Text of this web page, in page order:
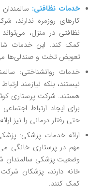
خدمات نظافتی:
کارهای روزمره ندارند،
نظافتی در منزل،
کمک کند. این خدمات
تعویض تخت و صندلی‌ها
خدمات روانشناختی:
نیستند، بلکه نیازمند
هستند. شرکت پرستاری
برای ایجاد ارتباط
حتی رفتار درمانی را نیز
ارائه خدمات پزشکی:
مهم در پرستاری خانگی
وضعیت پزشکی سالمندان
خانه دارند، پزشکان
کمک کنند.